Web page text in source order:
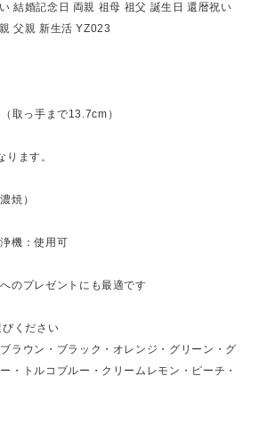
結婚記念日 両親 祖母 祖父 誕生日 還暦祝い
父親 新生活 YZ023
取っ手まで13.7cm）
ります。
焼）
機：使用可
のプレゼントにも最適です
ください
ラウン・ブラック・オレンジ・グリーン・グ
・トルコブルー・クリームレモン・ピーチ・